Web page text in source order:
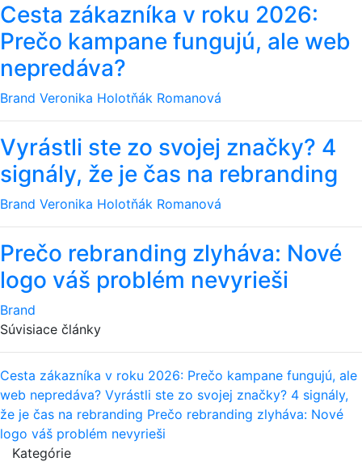
Cesta zákazníka v roku 2026:
Prečo kampane fungujú, ale web
nepredáva?
Brand Veronika Holotňák Romanová
Vyrástli ste zo svojej značky? 4
signály, že je čas na rebranding
Brand Veronika Holotňák Romanová
Prečo rebranding zlyháva: Nové
logo váš problém nevyrieši
Brand
Súvisiace články
Cesta zákazníka v roku 2026: Prečo kampane fungujú, ale
web nepredáva? Vyrástli ste zo svojej značky? 4 signály,
že je čas na rebranding Prečo rebranding zlyháva: Nové
logo váš problém nevyrieši
Kategórie